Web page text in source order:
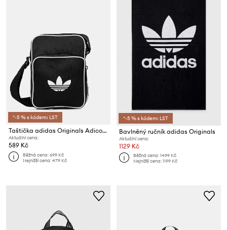
*-5 % s kódem: LST
Taštička adidas Originals Adicolor
Aktuální cena:
589 Kč
Běžná cena:699 Kč
Nejnižší cena:479 Kč
*-5 % s kódem: LST
Bavlněný ručník adidas Originals
Aktuální cena:
1129 Kč
Běžná cena:1499 Kč
Nejnižší cena:1199 Kč